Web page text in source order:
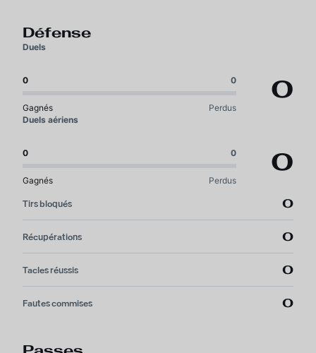
Défense
Duels
0 0
Gagnés Perdus
0
Duels aériens
0 0
Gagnés Perdus
0
Tirs bloqués 0
Récupérations 0
Tacles réussis 0
Fautes commises 0